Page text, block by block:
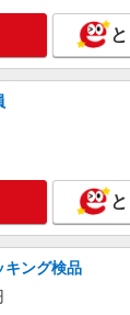
キング検品